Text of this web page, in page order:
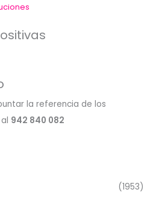
la referencia de los
942 840 082
(1953)